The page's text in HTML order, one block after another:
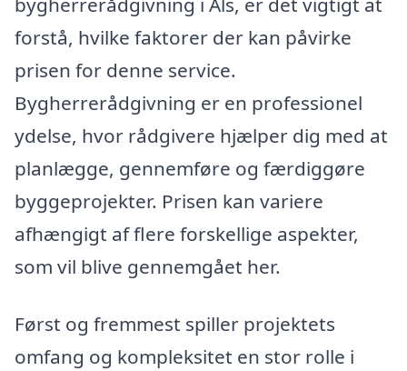
forstå, hvilke faktorer der kan påvirke
prisen for denne service.
Bygherrerådgivning er en professionel
ydelse, hvor rådgivere hjælper dig med at
planlægge, gennemføre og færdiggøre
byggeprojekter. Prisen kan variere
afhængigt af flere forskellige aspekter,
som vil blive gennemgået her.
Først og fremmest spiller projektets
omfang og kompleksitet en stor rolle i